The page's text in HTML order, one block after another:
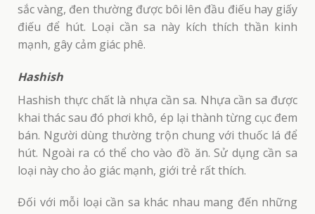
sắc vàng, đen thường được bôi lên đầu điếu hay giấy
điếu để hút. Loại cần sa này kích thích thần kinh
mạnh, gây cảm giác phê.
Hashish
Hashish thực chất là nhựa cần sa. Nhựa cần sa được
khai thác sau đó phơi khô, ép lại thành từng cục đem
bán. Người dùng thường trộn chung với thuốc lá để
hút. Ngoài ra có thể cho vào đồ ăn. Sử dụng cần sa
loại này cho ảo giác mạnh, giới trẻ rất thích.
Đối với mỗi loại cần sa khác nhau mang đến những